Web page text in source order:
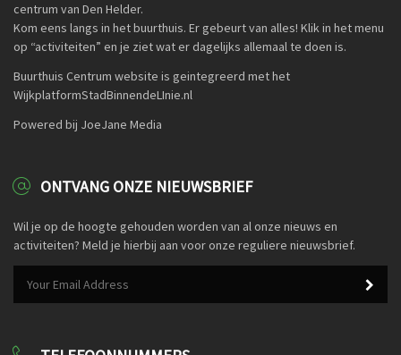
centrum van Den Helder.
Kom eens langs in het buurthuis. Er gebeurt van alles! Klik in het menu
op “activiteiten” en je ziet wat er dagelijks allemaal te doen is.
Buurthuis Centrum website is geintegreerd met het
WijkplatformStadBinnendeLInie.nl
Powered bij JoeJane Media
ONTVANG ONZE NIEUWSBRIEF
Wil je op de hoogte gehouden worden van al onze nieuws en
activiteiten? Meld je hierbij aan voor onze reguliere nieuwsbrief.